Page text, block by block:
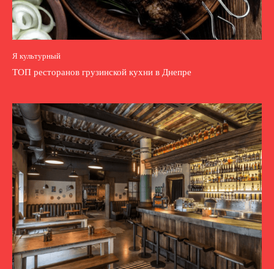
Я культурный
ТОП ресторанов грузинской кухни в Днепре